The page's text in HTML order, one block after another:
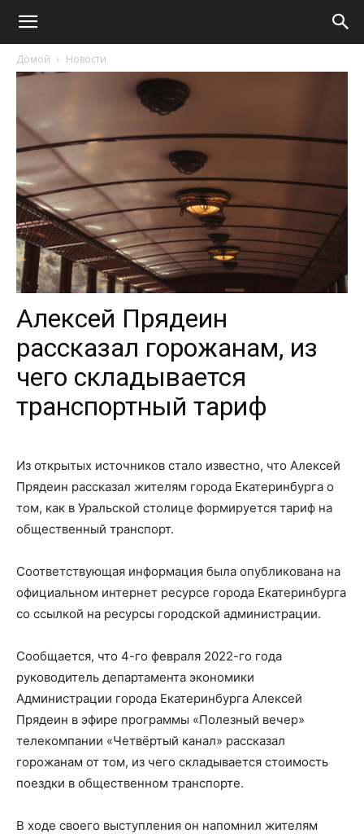
Домой Новости
Алексей Прядеин
рассказал горожанам, из
чего складывается
транспортный тариф
Из открытых источников стало известно, что Алексей
Прядеин рассказал жителям города Екатеринбурга о
том, как в Уральской столице формируется тариф на
общественный транспорт.
Соответствующая информация была опубликована на
официальном интернет ресурсе города Екатеринбурга
со ссылкой на ресурсы городской администрации.
Сообщается, что 4-го февраля 2022-го года
руководитель департамента экономики
Администрации города Екатеринбурга Алексей
Прядеин в эфире программы «Полезный вечер»
телекомпании «Четвёртый канал» рассказал
горожанам от том, из чего складывается стоимость
поездки в общественном транспорте.
В ходе своего выступления он напомнил жителям